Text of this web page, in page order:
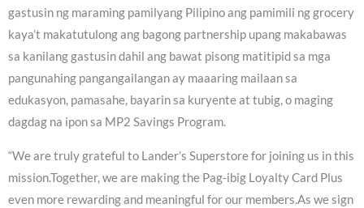
gastusin ng maraming pamilyang Pilipino ang pamimili ng grocery
kaya’t makatutulong ang bagong partnership upang makabawas
sa kanilang gastusin dahil ang bawat pisong matitipid sa mga
pangunahing pangangailangan ay maaaring mailaan sa
edukasyon, pamasahe, bayarin sa kuryente at tubig, o maging
dagdag na ipon sa MP2 Savings Program.
“We are truly grateful to Lander’s Superstore for joining us in this
mission.Together, we are making the Pag-ibig Loyalty Card Plus
even more rewarding and meaningful for our members.As we sign